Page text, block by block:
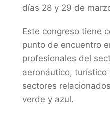
días 28 y 29 de
Este congreso tiene
punto de encuentro
profesionales del
aeronáutico,
sectores
verde y azul.